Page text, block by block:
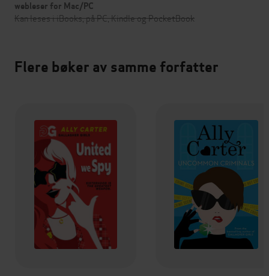
webleser for Mac/PC
Kan leses i iBooks, på PC, Kindle og PocketBook
Flere bøker av samme forfatter